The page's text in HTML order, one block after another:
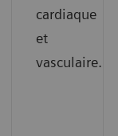
cardiaque
et
vasculaire.